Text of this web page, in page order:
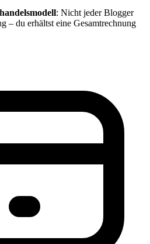
: Nicht jeder Blogger
– du erhältst eine Gesamtrechnung